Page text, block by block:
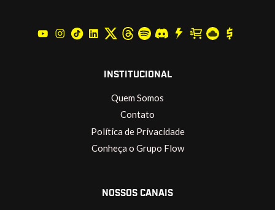
INSTITUCIONAL
Quem Somos
Contato
Política de Privacidade
Conheça o Grupo Flow
NOSSOS CANAIS